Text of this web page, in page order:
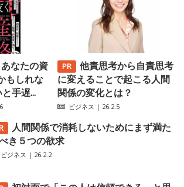
あなたの資
もしれな
手遅...
他責思考から自責思考
に変えることで起こる人間
関係の変化とは？
ビジネス | 26.2.5
人間関係で消耗しないためにまず満た
き５つの欲求
ビジネス | 26.2.2